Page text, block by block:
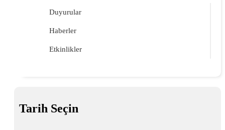
Duyurular
Haberler
Etkinlikler
Tarih Seçin